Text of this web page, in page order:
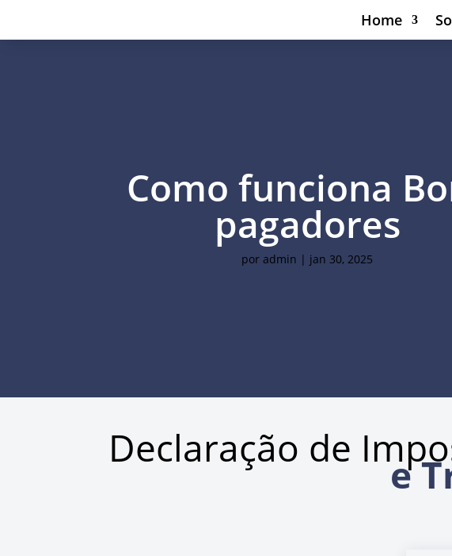
Home
Como funciona
pagadores
poradmin | jan 30, 2025
Declaração de
e